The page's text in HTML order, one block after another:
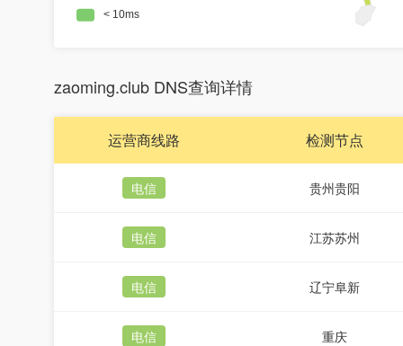
zaoming.club DNS查询详情
运营商线路 检测节点
电信 贵州贵阳
电信 江苏苏州
电信 辽宁阜新
电信 重庆